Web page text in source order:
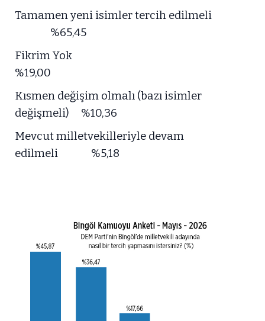
Tamamen yeni isimler tercih edilmeli
%65,45
Fikrim Yok
%19,00
Kısmen değişim olmalı (bazı isimler
değişmeli) %10,36
Mevcut milletvekilleriyle devam
edilmeli %5,18